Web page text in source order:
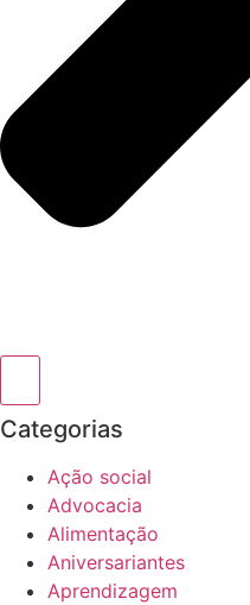
Categorias
Ação social
Advocacia
Alimentação
Aniversariantes
Aprendizagem